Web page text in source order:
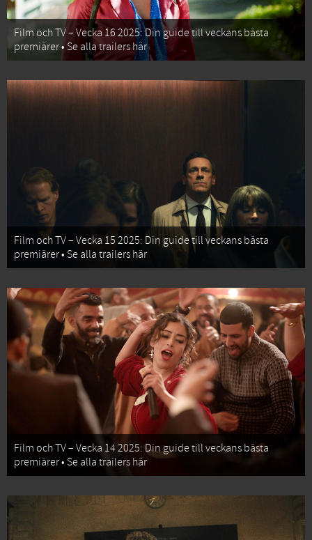
Film och TV – Vecka 16 2025: Din guide till veckans bästa
premiärer • Se alla trailers här
Film och TV – Vecka 15 2025: Din guide till veckans bästa
premiärer • Se alla trailers här
Film och TV – Vecka 14 2025: Din guide till veckans bästa
premiärer • Se alla trailers här